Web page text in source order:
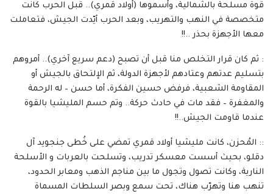
قوة مسلحة بالشمالية، وأسموها (أولاد قمري).. قبل الحرب كانت
متخصصة في النهب والتهريب، وبعد الحرب أيّدت الجيش، فتعاملت
معها الأجهزة بحذر ..!!
: ثم كان قرار التخلص منا قبل أن تصبح (دعم سريع آخري).. أمروهم
بتسليم عدتهم وعتادهم لأجهزة الدولة، ثم الإلتحاق بالجيش أو
المقاومة الشعبية، فرفض حسين الفكرة، أما حسن – له الرحمة
والمغفرة – فقد مات في حادث حركة.. وتم حسم المليشيا بالقوة
عندما قاومت الجيش..!!
:: المُحزن، كانت مليشيا أولاد قمري تمضي على خُطى جنجويد آل
دقلو، بحيث أسست معسكر تدريب، وتسلحت بالعربات و الأسلحة
النارية، وكانت تصول وتجول ما بين مناجم الذهب ومعابر الحدود،
تنهب هنا وتهرّب هناك، تحت سمع وبصر السلطات المسماة